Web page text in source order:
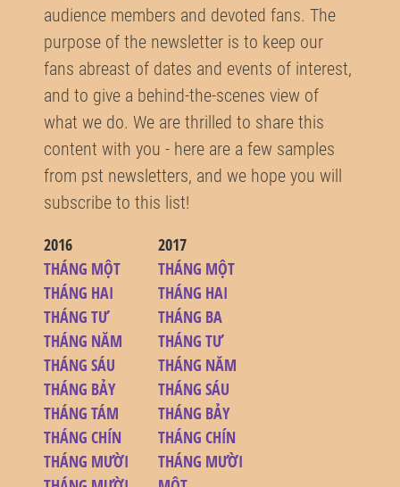
audience members and devoted fans. The
purpose of the newsletter is to keep our
fans abreast of dates and events of interest,
and to give a behind-the-scenes view of
what we do. We are thrilled to share this
content with you - here are a few samples
from pst newsletters, and we hope you will
subscribe to this list!
2016
THÁNG MỘT
THÁNG HAI
THÁNG TƯ
THÁNG NĂM
THÁNG SÁU
THÁNG BẢY
THÁNG TÁM
THÁNG CHÍN
THÁNG MƯỜI
2017
THÁNG MỘT
THÁNG HAI
THÁNG BA
THÁNG TƯ
THÁNG NĂM
THÁNG SÁU
THÁNG BẢY
THÁNG CHÍN
THÁNG MƯỜI